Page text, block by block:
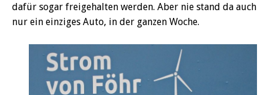
dafür sogar freigehalten werden. Aber nie stand da auch
nur ein einziges Auto, in der ganzen Woche.